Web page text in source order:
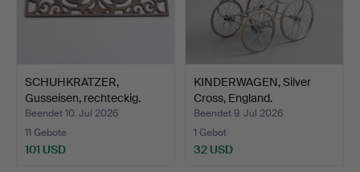
SCHUHKRATZER,
Gusseisen, rechteckig.
Beendet 10. Jul 2026
11 Gebote
101 USD
KINDERWAGEN, Silver
Cross, England.
Beendet 9. Jul 2026
1 Gebot
32 USD